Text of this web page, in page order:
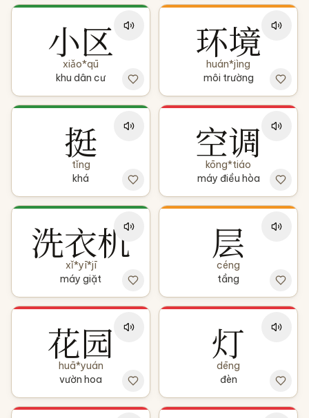
小区
xiǎo*qū
khu dân cư
环境
huán*jìng
môi trường
挺
tǐng
khá
空调
kōng*tiáo
máy điều hòa
洗衣机
xǐ*yī*jī
máy giặt
层
céng
tầng
花园
huā*yuán
vườn hoa
灯
dēng
đèn